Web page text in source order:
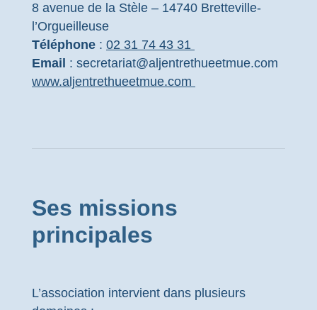
8 avenue de la Stèle – 14740 Bretteville-
l’Orgueilleuse
Téléphone : 02 31 74 43 31
Email : secretariat@aljentrethueetmue.com
www.aljentrethueetmue.com
Ses missions
principales
L’association intervient dans plusieurs